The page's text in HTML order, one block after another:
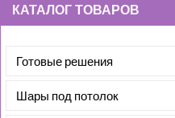
КАТАЛОГ ТОВАРОВ
Готовые решения
Шары под потолок